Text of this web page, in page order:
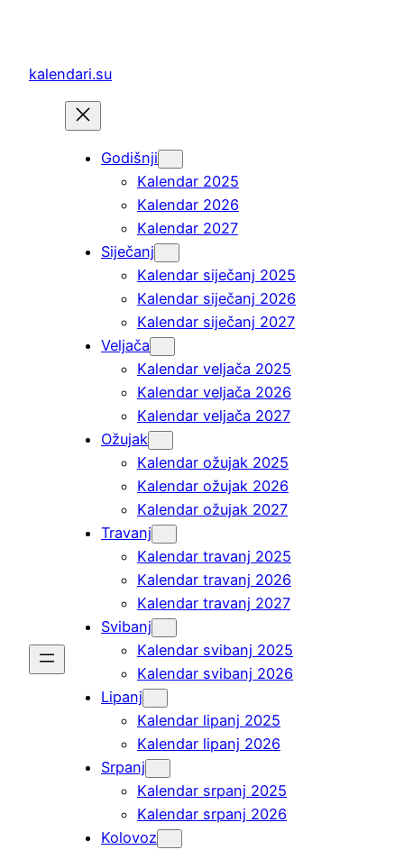
sadržaja
kalendari.su
Godišnji
Kalendar 2025
Kalendar 2026
Kalendar 2027
Siječanj
Kalendar siječanj 2025
Kalendar siječanj 2026
Kalendar siječanj 2027
Veljača
Kalendar veljača 2025
Kalendar veljača 2026
Kalendar veljača 2027
Ožujak
Kalendar ožujak 2025
Kalendar ožujak 2026
Kalendar ožujak 2027
Travanj
Kalendar travanj 2025
Kalendar travanj 2026
Kalendar travanj 2027
Svibanj
Kalendar svibanj 2025
Kalendar svibanj 2026
Lipanj
Kalendar lipanj 2025
Kalendar lipanj 2026
Srpanj
Kalendar srpanj 2025
Kalendar srpanj 2026
Kolovoz